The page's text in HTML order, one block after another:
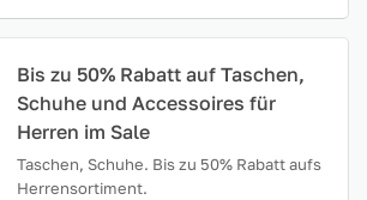
Bis zu 50% Rabatt auf Taschen,
Schuhe und Accessoires für
Herren im Sale
Taschen, Schuhe. Bis zu 50% Rabatt aufs
Herrensortiment.